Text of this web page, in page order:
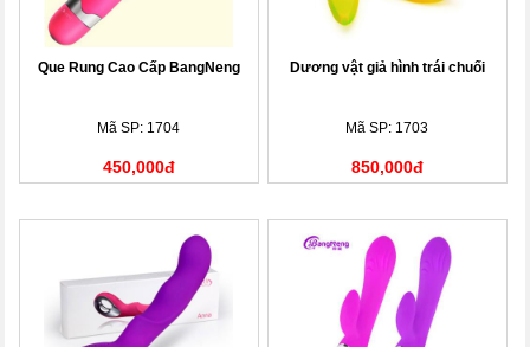
Que Rung Cao Cấp BangNeng
Mã SP: 1704
450,000đ
Dương vật giả hình trái chuối
Mã SP: 1703
850,000đ